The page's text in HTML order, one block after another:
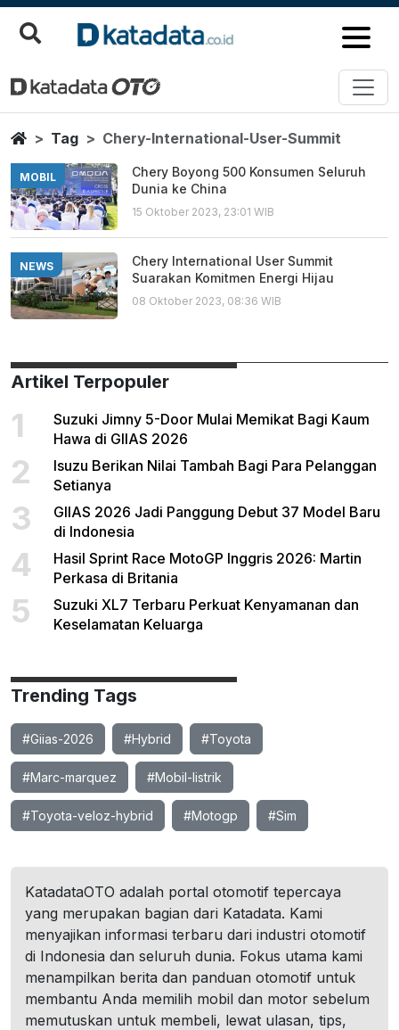
Chery International User
Berita Terbaru
HomeTag Chery-International-User-Summit
MOBIL
Chery Boyong 500 Konsumen Seluruh
Dunia ke China
15 Oktober 2023, 23:01 WIB
NEWS
Chery International User Summit
Suarakan Komitmen Energi Hijau
08 Oktober 2023, 08:36 WIB
Artikel Terpopuler
1
Suzuki Jimny 5-Door Mulai Memikat Bagi Kaum
Hawa di GIIAS 2026
2
Isuzu Berikan Nilai Tambah Bagi Para Pelanggan
Setianya
3
GIIAS 2026 Jadi Panggung Debut 37 Model Baru
di Indonesia
4
Hasil Sprint Race MotoGP Inggris 2026: Martin
Perkasa di Britania
5
Suzuki XL7 Terbaru Perkuat Kenyamanan dan
Keselamatan Keluarga
Trending Tags
#Giias-2026 #Hybrid #Toyota
#Marc-marquez #Mobil-listrik
#Toyota-veloz-hybrid #Motogp #Sim
KatadataOTO adalah portal otomotif tepercaya
yang merupakan bagian dari Katadata. Kami
menyajikan informasi terbaru dari industri otomotif
di Indonesia dan seluruh dunia. Fokus utama kami
menampilkan berita dan panduan otomotif untuk
membantu Anda memilih mobil dan motor sebelum
memutuskan untuk membeli, lewat ulasan, tips,